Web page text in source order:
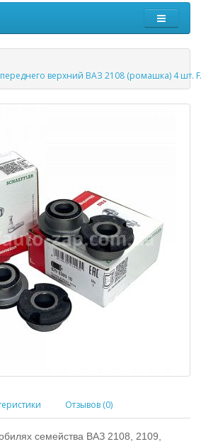
верхний ВАЗ 2108 (ромашка) 4 шт.
Отзывов (0)
семейства ВАЗ 2108, 2109,